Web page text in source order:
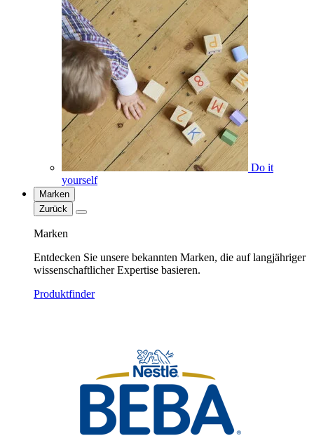
Do it
yourself
Marken
Zurück
Marken
Entdecken Sie unsere bekannten Marken, die auf langjähriger
wissenschaftlicher Expertise basieren.
Produktfinder